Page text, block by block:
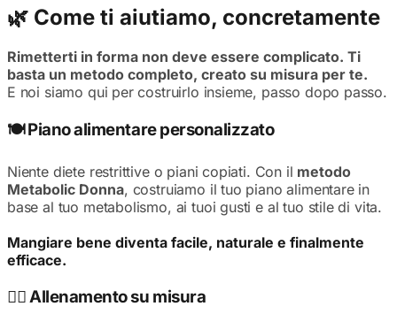
🌿 Come ti aiutiamo, concretamente
Rimetterti in forma non deve essere complicato. Ti
basta un metodo completo, creato su misura per te.
E noi siamo qui per costruirlo insieme, passo dopo passo.
🍽️ Piano alimentare personalizzato
Niente diete restrittive o piani copiati. Con il metodo
Metabolic Donna, costruiamo il tuo piano alimentare in
base al tuo metabolismo, ai tuoi gusti e al tuo stile di vita.
Mangiare bene diventa facile, naturale e finalmente
efficace.
🏋️‍♀️ Allenamento su misura